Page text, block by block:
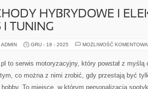
HYBRYDOWE I
I TUNING
GRU - 18 - 2025 MOŻLIWOŚĆ
to serwis motoryzacyjny, który powstał z
co można z nimi zrobić, gdy przestają być
To miejsce, w którym personalizacja